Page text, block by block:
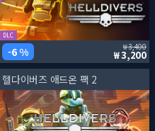
DLC
6 % 3,400
3,200
헬다이버즈 애드온 팩 2